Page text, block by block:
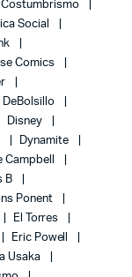
Costumbrismo
Social
Comics
DeBolsillo
Disney
Dynamite
Campbell
B
Ponent
El Torres
Eric Powell
Usaka